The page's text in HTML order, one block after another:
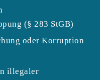
(§ 283 StGB)
oder Korruption
illegaler